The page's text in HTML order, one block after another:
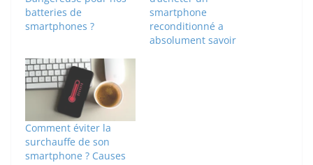
batteries de
smartphones ?
smartphone
reconditionné a
absolument savoir
Comment éviter la
surchauffe de son
smartphone ? Causes